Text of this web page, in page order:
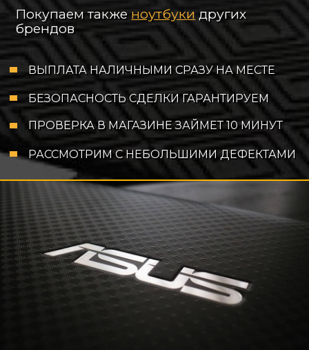
Покупаем также ноутбуки других
брендов
ВЫПЛАТА НАЛИЧНЫМИ СРАЗУ НА МЕСТЕ
БЕЗОПАСНОСТЬ СДЕЛКИ ГАРАНТИРУЕМ
ПРОВЕРКА В МАГАЗИНЕ ЗАЙМЕТ 10 МИНУТ
РАССМОТРИМ С НЕБОЛЬШИМИ ДЕФЕКТАМИ